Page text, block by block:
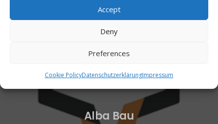
Accept
Deny
Preferences
Cookie PolicyDatenschutzerklärungImpressum
Alba Bau